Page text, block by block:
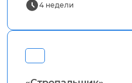
4 недели